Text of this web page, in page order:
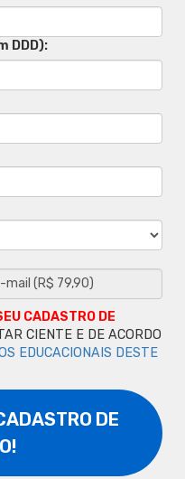
DDD):
CADASTRO DE
CIENTE E DE ACORDO
EDUCACIONAIS DESTE
DE